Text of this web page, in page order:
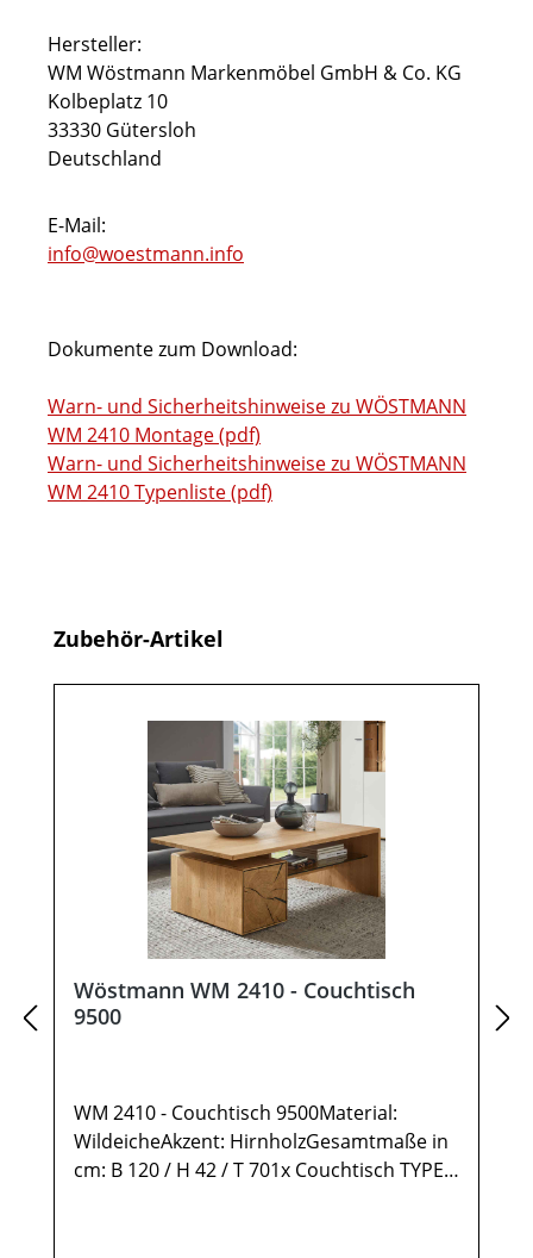
Hersteller:
WM Wöstmann Markenmöbel GmbH & Co. KG
Kolbeplatz 10
33330 Gütersloh
Deutschland
E-Mail:
info@woestmann.info
Dokumente zum Download:
Warn- und Sicherheitshinweise zu WÖSTMANN
WM 2410 Montage (pdf)
Warn- und Sicherheitshinweise zu WÖSTMANN
WM 2410 Typenliste (pdf)
Produktgalerie überspringen
Zubehör-Artikel
Wöstmann WM 2410 - Couchtisch
9500
WM 2410 - Couchtisch 9500Material:
WildeicheAkzent: HirnholzGesamtmaße in
cm: B 120 / H 42 / T 701x Couchtisch TYPE